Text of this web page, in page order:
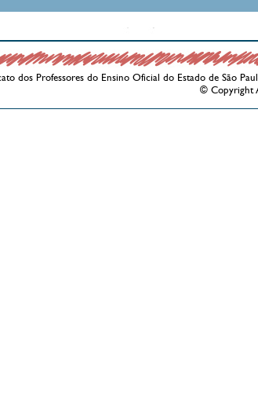
dos Professores do Ensino Oficial do Estado de São
© Copyright